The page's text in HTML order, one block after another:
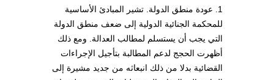
1. عودة منطق الدولة. تشير المبادئ الأساسية
للمحكمة الجنائية الدولية إلى ضعف منطق الدولة
التي يجب أن يستسلم لمطالب العدالة. ومع ذلك
أظهرت الحجج لدعم المطالبة بتأجيل الإجراءات
القضائية بدلا من ذلك انبعاثه من جديد مشيرة إلى